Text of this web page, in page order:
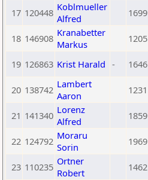
17 120448 Koblmueller
Alfred
1699
18 146908 Kranabetter
Markus
1205
19 126863 Krist Harald - 1646
20 138742 Lambert
Aaron
1231
21 141340 Lorenz
Alfred
1859
22 124792 Moraru
Sorin
1969
23 110235 Ortner
Robert
1462